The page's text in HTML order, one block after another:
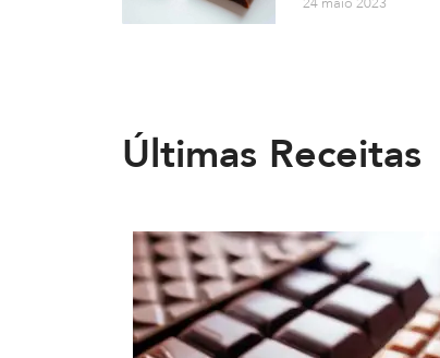
Últimas Receitas